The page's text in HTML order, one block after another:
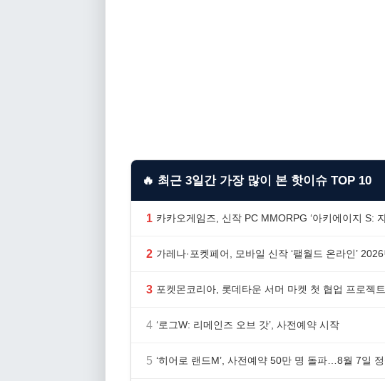
🔥 최근 3일간 가장 많이 본 핫이슈 TOP 10
1 카카오게임즈, 신작 PC MMORPG ‘아키에이지 S:
2 가레나·포켓페어, 모바일 신작 ‘팰월드 온라인’
3 포켓몬코리아, 롯데타운 서머 마켓 첫 협업 프로젝트
4 ‘로그W: 리메인즈 오브 갓’, 사전예약 시작
5 ‘히어로 랜드M’, 사전예약 50만 명 돌파…8월 7일